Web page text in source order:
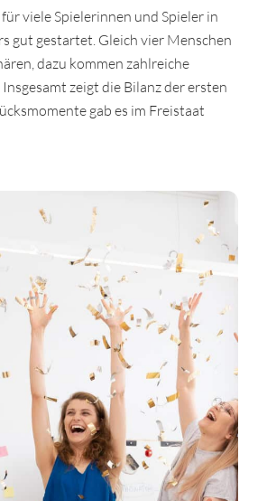
viele Spielerinnen und Spieler in
gut gestartet. Gleich vier Menschen
dazu kommen zahlreiche
zeigt die Bilanz der ersten
gab es im Freistaat